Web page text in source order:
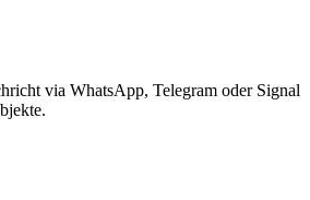
via WhatsApp, Telegram oder Signal